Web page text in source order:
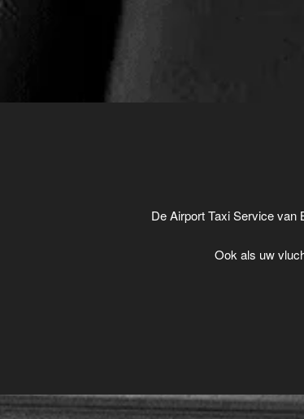
De Airport Taxi Service van
Ook als uw